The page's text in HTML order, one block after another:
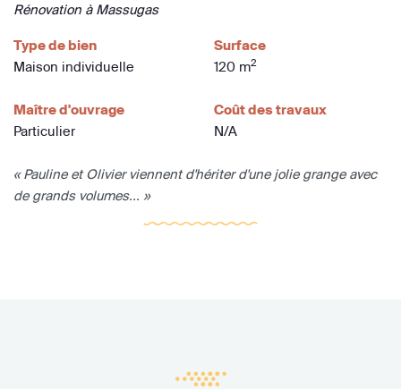
Rénovation à Massugas
Type de bien
Maison individuelle
Surface
120 m2
Maître d'ouvrage
Particulier
Coût des travaux
N/A
« Pauline et Olivier viennent d'hériter d'une jolie grange avec
de grands volumes... »